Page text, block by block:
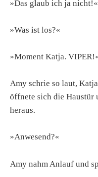
»Das glaub ich ja nicht!«
»Was ist los?«
»Moment Katja.
Amy schrie so laut,
öffnete sich die Haustür
heraus.
»Anwesend?«
Amy nahm Anlauf und